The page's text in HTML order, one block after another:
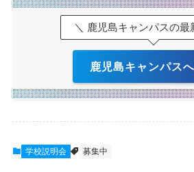
＼ 鹿児島キャンパスの最
鹿児島キャンパス
学校説明会 募集中